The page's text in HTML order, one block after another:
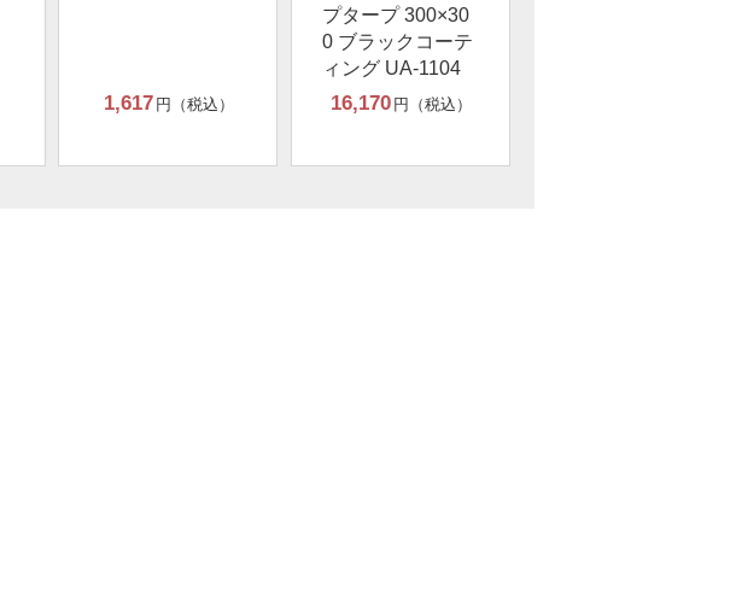
1,617 円（税込）
プタープ 300×30
0 ブラックコーテ
ィング UA-1104
16,170 円（税込）